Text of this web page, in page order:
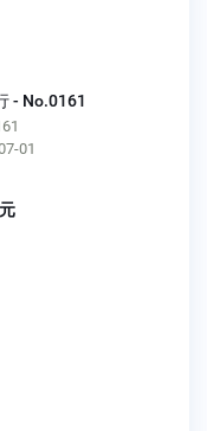
- No.0161
01